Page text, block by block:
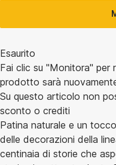
Esaurito
Fai clic su "Monitora" per
prodotto sarà
Su questo articolo non
sconto o crediti
Patina naturale e un
delle decorazioni della
centinaia di storie che